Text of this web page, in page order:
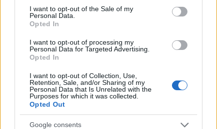
consent section.
I want to opt-out of the Sale of my
Personal Data.
Opted In
I want to opt-out of processing my
Personal Data for Targeted Advertising.
Opted In
I want to opt-out of Collection, Use,
Retention, Sale, and/or Sharing of my
Personal Data that Is Unrelated with the
Purposes for which it was collected.
Opted Out
Google consents
Continua a leggere